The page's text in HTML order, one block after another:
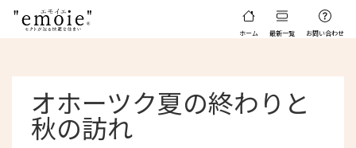
ホーム 最新一覧 お問い合わせ
オホーツク夏の終わりと
秋の訪れ